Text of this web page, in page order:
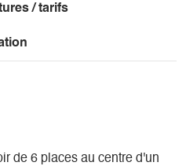
/ tarifs
de 6 places au centre d'un